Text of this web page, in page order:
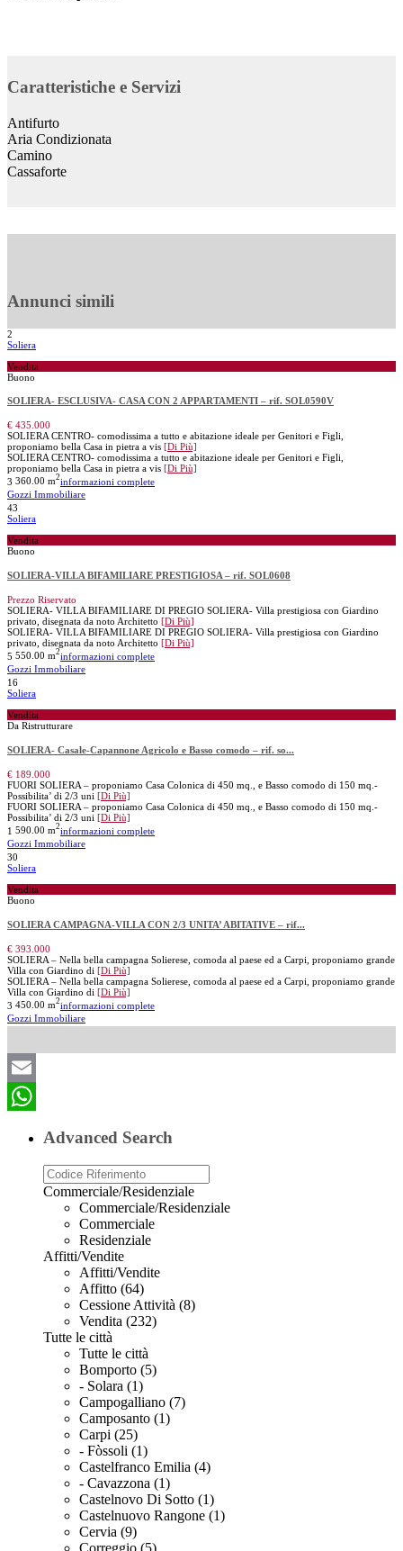
Caratteristiche e Servizi
Antifurto
Aria Condizionata
Camino
Cassaforte
Annunci simili
2
Soliera
Vendita
Buono
SOLIERA- ESCLUSIVA- CASA CON 2 APPARTAMENTI – rif. SOL0590V
€ 435.000
SOLIERA CENTRO- comodissima a tutto e abitazione ideale per Genitori e Figli,
proponiamo bella Casa in pietra a vis [Di Più]
SOLIERA CENTRO- comodissima a tutto e abitazione ideale per Genitori e Figli,
proponiamo bella Casa in pietra a vis [Di Più]
3 360.00 m2informazioni complete
Gozzi Immobiliare
43
Soliera
Vendita
Buono
SOLIERA-VILLA BIFAMILIARE PRESTIGIOSA – rif. SOL0608
Prezzo Riservato
SOLIERA- VILLA BIFAMILIARE DI PREGIO SOLIERA- Villa prestigiosa con Giardino
privato, disegnata da noto Architetto [Di Più]
SOLIERA- VILLA BIFAMILIARE DI PREGIO SOLIERA- Villa prestigiosa con Giardino
privato, disegnata da noto Architetto [Di Più]
5 550.00 m2informazioni complete
Gozzi Immobiliare
16
Soliera
Vendita
Da Ristrutturare
SOLIERA- Casale-Capannone Agricolo e Basso comodo – rif. so...
€ 189.000
FUORI SOLIERA – proponiamo Casa Colonica di 450 mq., e Basso comodo di 150 mq.-
Possibilita’ di 2/3 uni [Di Più]
FUORI SOLIERA – proponiamo Casa Colonica di 450 mq., e Basso comodo di 150 mq.-
Possibilita’ di 2/3 uni [Di Più]
1 590.00 m2informazioni complete
Gozzi Immobiliare
30
Soliera
Vendita
Buono
SOLIERA CAMPAGNA-VILLA CON 2/3 UNITA’ ABITATIVE – rif...
€ 393.000
SOLIERA – Nella bella campagna Solierese, comoda al paese ed a Carpi, proponiamo grande
Villa con Giardino di [Di Più]
SOLIERA – Nella bella campagna Solierese, comoda al paese ed a Carpi, proponiamo grande
Villa con Giardino di [Di Più]
3 450.00 m2informazioni complete
Gozzi Immobiliare
Email
Advanced Search
Commerciale/Residenziale
Commerciale/Residenziale
Commerciale
Residenziale
Affitti/Vendite
Affitti/Vendite
Affitto (64)
Cessione Attività (8)
Vendita (232)
Tutte le città
Tutte le città
Bomporto (5)
- Solara (1)
Campogalliano (7)
Camposanto (1)
Carpi (25)
- Fòssoli (1)
Castelfranco Emilia (4)
- Cavazzona (1)
Castelnovo Di Sotto (1)
Castelnuovo Rangone (1)
Cervia (9)
Correggio (5)